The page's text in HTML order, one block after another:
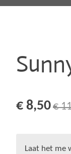
€ 8,50€
Laat het me